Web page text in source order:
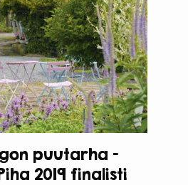
puutarha –
2019 finalisti